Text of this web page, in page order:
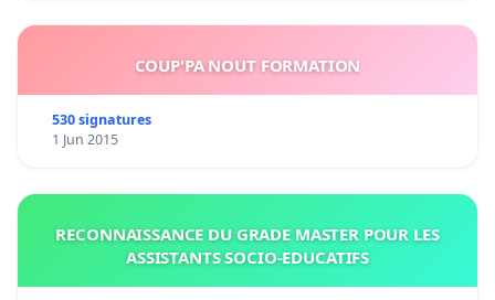
COUP'PA NOUT FORMATION
530 signatures
1 Jun 2015
RECONNAISSANCE DU GRADE MASTER POUR LES
ASSISTANTS SOCIO-EDUCATIFS